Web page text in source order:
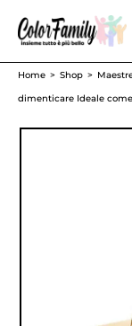
Home Shop
dimenticare Ideale